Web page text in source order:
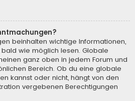
beinhalten wichtige Informationen,
wie möglich lesen. Globale
ganz oben in jedem Forum und
Bereich. Ob du eine globale
kannst oder nicht, hängt von den
vergebenen Berechtigungen